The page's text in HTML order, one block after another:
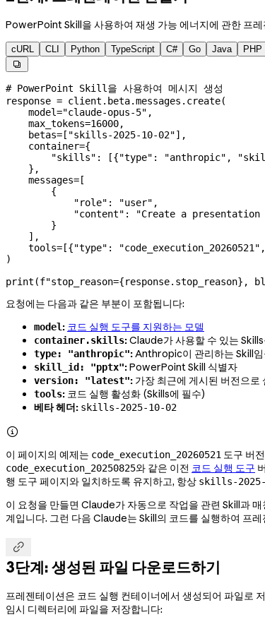
PowerPoint Skill을 사용하여 재생 가능 에너지에 관한 프
cURL CLI Python TypeScript C# Go Java PHP

# PowerPoint Skill을 사용하여 메시지 생성
response = client.beta.messages.create(
    model
="claude-opus-5" ,
    max_tokens
=16000,
    betas
= [ "skills-2025-10-02"],
    container
={
        "skills"
: [{"type" : "anthropic" ,
    },
    messages
= [
        {
            "role"
: "user" ,
            "content"
: "Create a
        }
    ],
    tools
= [{"type" : "code_execution_20260521" ,
)
print (f"stop_reason={response.stop_reason} ,
요청에는 다음과 같은 부분이 포함됩니다:
model: 코드 실행 도구를 지원하는 모델
container.skills:Claude가 사용할 수 있는 Skills
type: "anthropic":Anthropic이 관리하는 Skill임
skill_id: "pptx":PowerPoint Skill 식별자
version: "latest": 가장 최근에 게시된 버전으로
tools: 코드 실행 활성화 (Skills에 필수)
베타 헤더: skills-2025-10-02

이 페이지의 예제는 code_execution_20260521 도구 버
code_execution_20250825와 같은 이전 코드 실행 도구
행 도구 페이지와 일치하도록 유지하고, 항상 skills-2025-
이 요청을 만들면 Claude가 자동으로 작업을 관련 Skill과
계입니다. 그런 다음 Claude는 Skill의 코드를 실행하여 프

3단계: 생성된 파일 다운로드하기
프레젠테이션은 코드 실행 컨테이너에서 생성되어 파일로
임시 디렉터리에 파일을 저장합니다: